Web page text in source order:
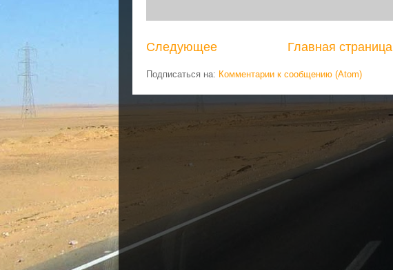
Следующее Главная страница
Подписаться на: Комментарии к сообщению (Atom)